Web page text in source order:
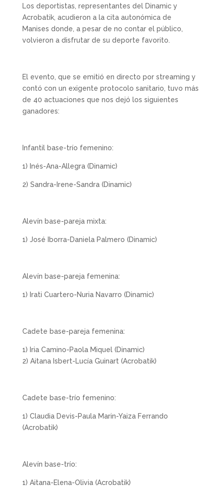
Los deportistas, representantes del Dinamic y
Acrobatik, acudieron a la cita autonómica de
Manises donde, a pesar de no contar el público,
volvieron a disfrutar de su deporte favorito.
El evento, que se emitió en directo por streaming y
contó con un exigente protocolo sanitario, tuvo más
de 40 actuaciones que nos dejó los siguientes
ganadores:
Infantil base-trío femenino:
1) Inés-Ana-Allegra (Dinamic)
2) Sandra-Irene-Sandra (Dinamic)
Alevín base-pareja mixta:
1) José Iborra-Daniela Palmero (Dinamic)
Alevín base-pareja femenina:
1) Irati Cuartero-Nuria Navarro (Dinamic)
Cadete base-pareja femenina:
1) Iria Camino-Paola Miquel (Dinamic)
2) Aitana Isbert-Lucía Guinart (Acrobatik)
Cadete base-trío femenino:
1) Claudia Devis-Paula Marin-Yaiza Ferrando
(Acrobatik)
Alevín base-trío:
1) Aitana-Elena-Olivia (Acrobatik)